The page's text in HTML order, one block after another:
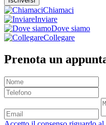
Chiamaci
Inviare
Dove siamo
Collegare
Prenota un